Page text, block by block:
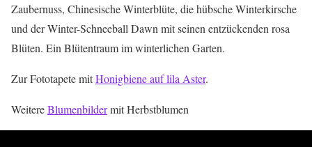
Zaubernuss, Chinesische Winterblüte, die hübsche Winterkirsche
und der Winter-Schneeball Dawn mit seinen entzückenden rosa
Blüten. Ein Blütentraum im winterlichen Garten.
Zur Fototapete mitHonigbiene auf lila Aster.
WeitereBlumenbildermit Herbstblumen